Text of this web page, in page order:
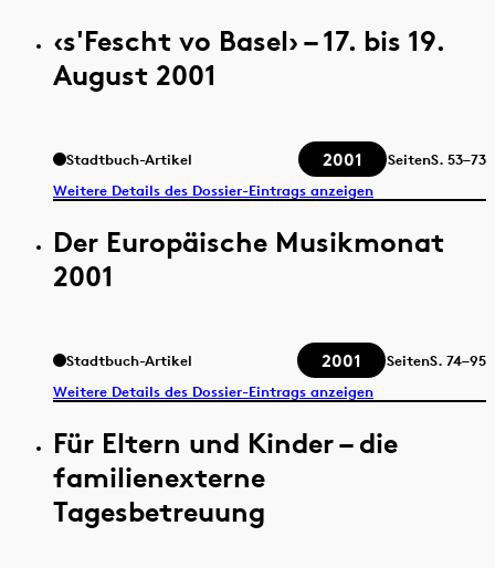
‹s'Fescht vo Basel› – 17. bis 19.
August 2001
Stadtbuch-Artikel 2001 SeitenS. 53–73
Weitere Details des Dossier-Eintrags anzeigen
Der Europäische Musikmonat
2001
Stadtbuch-Artikel 2001 SeitenS. 74–95
Weitere Details des Dossier-Eintrags anzeigen
Für Eltern und Kinder – die
familienexterne
Tagesbetreuung